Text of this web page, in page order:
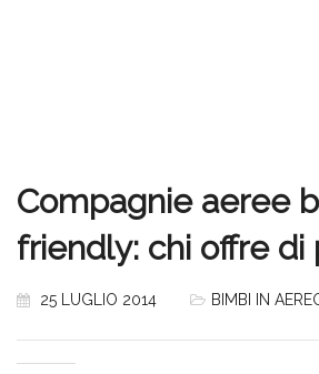
Compagnie aeree
friendly: chi offre di
25 LUGLIO 2014 BIMBI IN